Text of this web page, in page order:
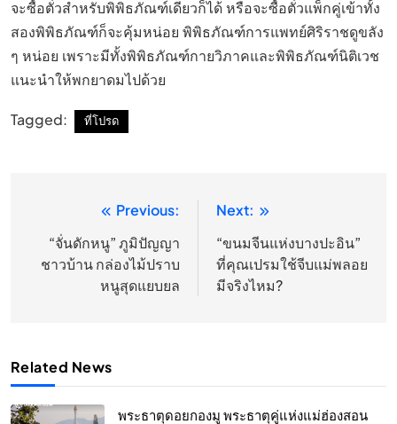
จะซื้อตั๋วสำหรับพิพิธภัณฑ์เดียวก็ได้ หรือจะซื้อตั๋วแพ็กคู่เข้าทั้ง
สองพิพิธภัณฑ์ก็จะคุ้มหน่อย พิพิธภัณฑ์การแพทย์ศิริราชดูขลัง
ๆ หน่อย เพราะมีทั้งพิพิธภัณฑ์กายวิภาคและพิพิธภัณฑ์นิติเวช
แนะนำให้พกยาดมไปด้วย
Tagged: ที่โปรด
แนะแนว
เรื่อง
Previous:
“จั่นดักหนู” ภูมิปัญญา
ชาวบ้าน กล่องไม้ปราบ
หนูสุดแยบยล
Next:
“ขนมจีนแห่งบางปะอิน”
ที่คุณเปรมใช้จีบแม่พลอย
มีจริงไหม?
Related News
พระธาตุดอยกองมู พระธาตุคู่แห่งแม่ฮ่องสอน